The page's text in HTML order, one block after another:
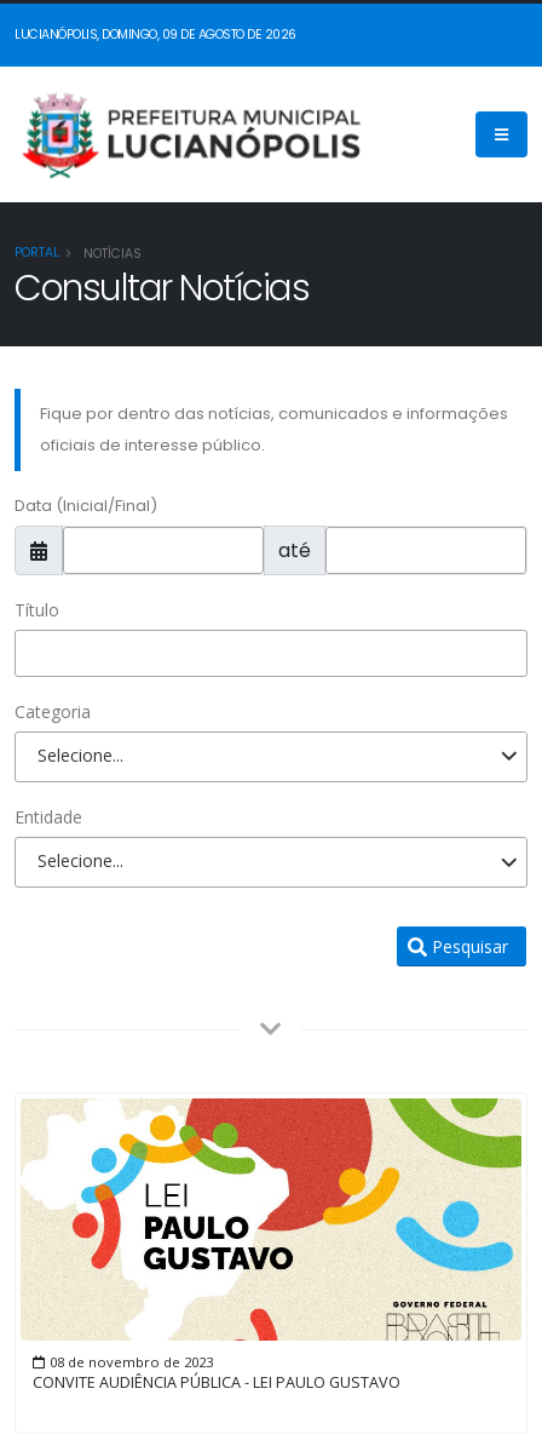
LUCIANÓPOLIS, DOMINGO, 09 DE AGOSTO DE 2026
PORTAL NOTÍCIAS
Consultar Notícias
Fique por dentro das notícias, comunicados e informações
oficiais de interesse público.
Data (Inicial/Final)
até
Título
Categoria
Selecione...
Entidade
Selecione...
Pesquisar
08 de novembro de 2023
CONVITE AUDIÊNCIA PÚBLICA - LEI PAULO GUSTAVO